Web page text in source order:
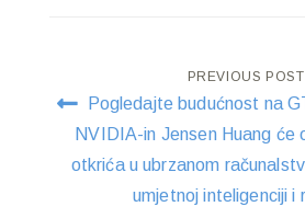
Post
navigation
PREVIOUS POST
Pogledajte budućnost na
NVIDIA-in Jensen Huang će
otkrića u ubrzanom
umjetnoj inteligenciji i